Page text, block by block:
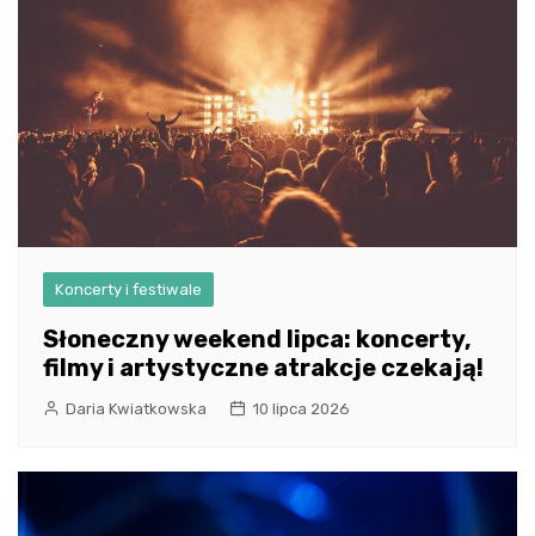
Koncerty i festiwale
Słoneczny weekend lipca: koncerty,
filmy i artystyczne atrakcje czekają!
Daria Kwiatkowska 10 lipca 2026